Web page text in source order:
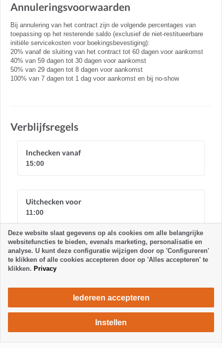
Annuleringsvoorwaarden
Bij annulering van het contract zijn de volgende percentages van
toepassing op het resterende saldo (exclusief de niet-restitueerbare
initiële servicekosten voor boekingsbevestiging):
20% vanaf de sluiting van het contract tot 60 dagen voor aankomst
40% van 59 dagen tot 30 dagen voor aankomst
50% van 29 dagen tot 8 dagen voor aankomst
100% van 7 dagen tot 1 dag voor aankomst en bij no-show
Verblijfsregels
Inchecken vanaf
15:00
Uitchecken voor
11:00
Tijd volgens lokale Canarische Eilanden
640 €/ week
Deze website slaat gegevens op als cookies om alle belangrijke
websitefuncties te bieden, evenals marketing, personalisatie en
analyse. U kunt deze configuratie wijzigen door op 'Configureren'
te klikken of alle cookies accepteren door op 'Alles accepteren' te
klikken. Privacy
Iedereen accepteren
Instellen